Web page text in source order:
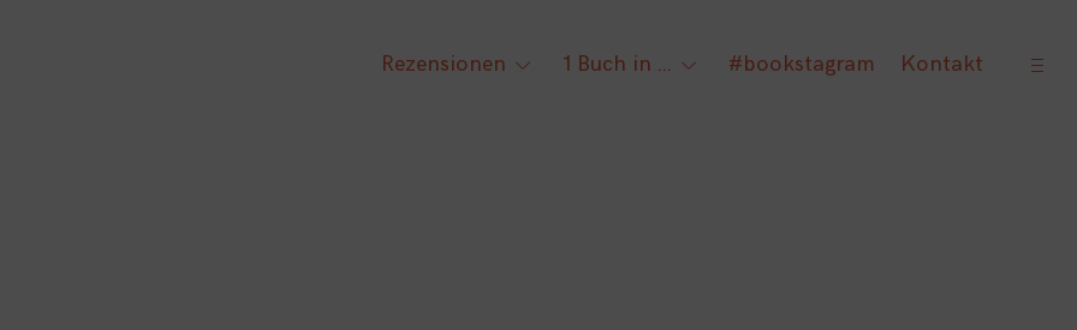
Rezensionen toggle 1 Buch in … toggle #bookstagram Kontakt
open